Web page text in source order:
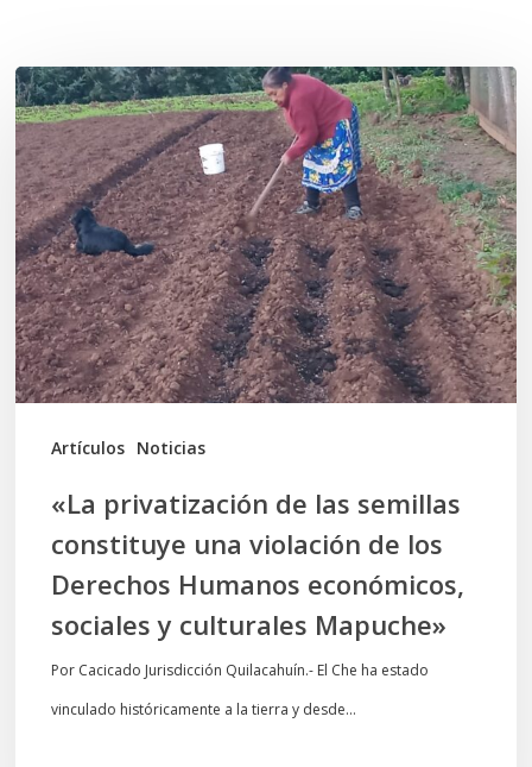
Artículos Noticias
«La
privatización
de
las
semillas
constituye
una
violación
de
Humanos
económicos,
sociales
culturales
Mapuche»
«La privatización de las semillas
constituye una violación de los
Derechos Humanos económicos,
sociales y culturales Mapuche»
Por Cacicado Jurisdicción Quilacahuín.- El Che ha estado
vinculado históricamente a la tierra y desde…